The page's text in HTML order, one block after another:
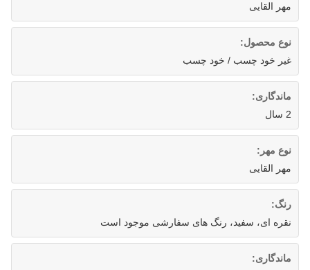
مهر القایی
نوع محصول:
غیر خود چسب / خود چسب
ماندگاری:
2 سال
نوع مهر:
مهر القایی
رنگ:
نقره ای، سفید، رنگ های سفارشی موجود است
ماندگاری: